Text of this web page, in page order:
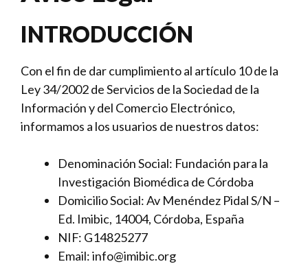
INTRODUCCIÓN
Con el fin de dar cumplimiento al artículo 10 de la
Ley 34/2002 de Servicios de la Sociedad de la
Información y del Comercio Electrónico,
informamos a los usuarios de nuestros datos:
Denominación Social: Fundación para la
Investigación Biomédica de Córdoba
Domicilio Social: Av Menéndez Pidal S/N –
Ed. Imibic, 14004, Córdoba, España
NIF: G14825277
Email: info@imibic.org